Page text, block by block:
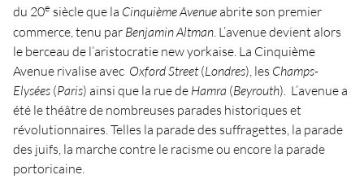
du 20e siècle que la Cinquième Avenueabrite son premier
commerce, tenu par Benjamin Altman . L’avenue devient alors
le berceau de l’aristocratie new yorkaise. La Cinquième
Avenue rivalise avec Oxford Street(Londres), les Champs-
Elysées (Paris) ainsi que la rue de Hamra (Beyrouth). L’avenue a
été le théâtre de nombreuses parades historiques et
révolutionnaires. Telles la parade des suffragettes, la parade
des juifs, la marche contre le racisme ou encore la parade
portoricaine.